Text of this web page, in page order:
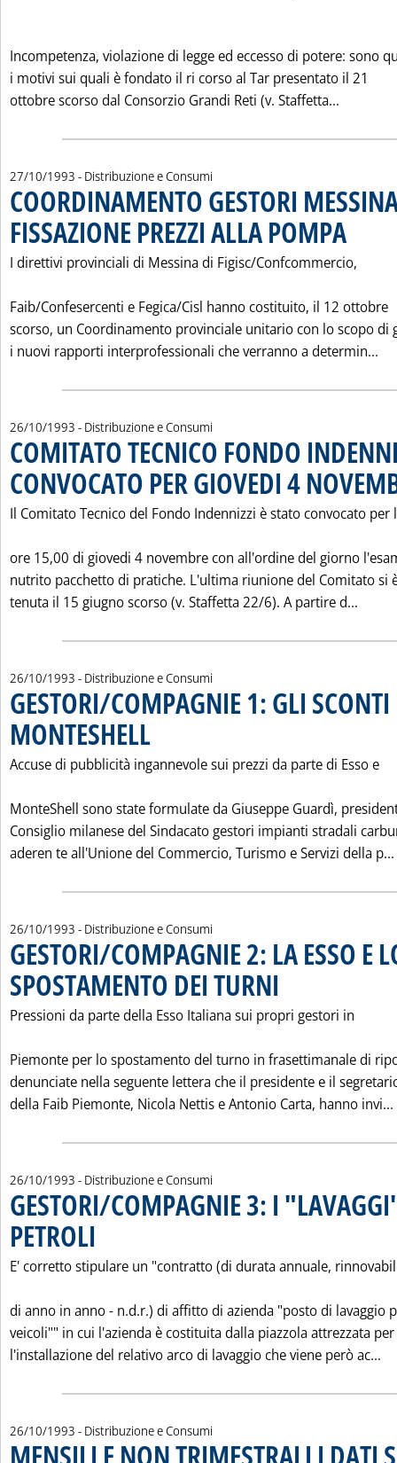
Incompetenza, violazione di legge ed eccesso di potere: sono
i motivi sui quali è fondato il ri corso al Tar presentato il 21
ottobre scorso dal Consorzio Grandi Reti (v. Staffetta...
27/10/1993 - Distribuzione e Consumi
COORDINAMENTO GESTORI
FISSAZIONE PREZZI ALLA POMPA
I direttivi provinciali di Messina di Figisc/Confcommercio,
Faib/Confesercenti e Fegica/Cisl hanno costituito, il 12 ottobre
scorso, un Coordinamento provinciale unitario con lo scopo di
i nuovi rapporti interprofessionali che verranno a determin...
26/10/1993 - Distribuzione e Consumi
COMITATO TECNICO FONDO
CONVOCATO PER GIOVEDI 4
Il Comitato Tecnico del Fondo Indennizzi è stato convocato per
ore 15,00 di giovedi 4 novembre con all'ordine del giorno
nutrito pacchetto di pratiche. L'ultima riunione del Comitato si
tenuta il 15 giugno scorso (v. Staffetta 22/6). A partire d...
26/10/1993 - Distribuzione e Consumi
GESTORI/COMPAGNIE 1: GLI SCONTI
MONTESHELL
Accuse di pubblicità ingannevole sui prezzi da parte di Esso e
MonteShell sono state formulate da Giuseppe Guardì,
Consiglio milanese del Sindacato gestori impianti stradali
aderen te all'Unione del Commercio, Turismo e Servizi della p...
26/10/1993 - Distribuzione e Consumi
GESTORI/COMPAGNIE 2: LA ESSO E
SPOSTAMENTO DEI TURNI
Pressioni da parte della Esso Italiana sui propri gestori in
Piemonte per lo spostamento del turno in frasettimanale di
denunciate nella seguente lettera che il presidente e il
della Faib Piemonte, Nicola Nettis e Antonio Carta, hanno invi...
26/10/1993 - Distribuzione e Consumi
GESTORI/COMPAGNIE 3: I
PETROLI
E' corretto stipulare un "contratto (di durata annuale,
di anno in anno - n.d.r.) di affitto di azienda "posto di lavaggio
veicoli"" in cui l'azienda è costituita dalla piazzola attrezzata per
l'installazione del relativo arco di lavaggio che viene però ac...
26/10/1993 - Distribuzione e Consumi